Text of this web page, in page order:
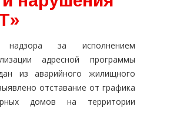
за исполнением
адресной программы
из аварийного жилищного
отставание от графика
домов на территории